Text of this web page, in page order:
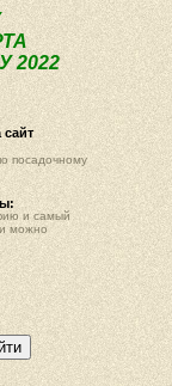
2022
посадочному
и самый
можно